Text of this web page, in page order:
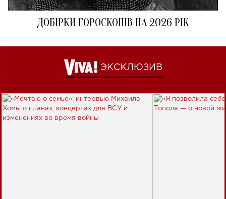
ДОБІРКИ ГОРОСКОПІВ НА 2026 РІК
ЭКСКЛЮЗИВ